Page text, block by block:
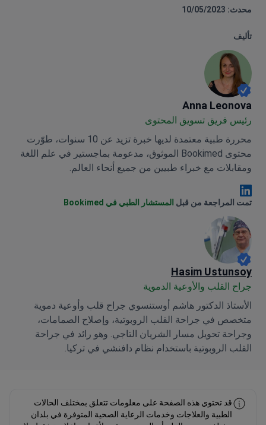
محدث: 10/05/2023
تأليف
Anna Leonova
Anna Leonova
رئيس فريق تسويق المحتوى
محررة طبية معتمدة لديها خبرة تزيد عن 10 سنوات، طوّرت
محتوى Bookimed الموثوق، مدعومة بماجستير في علم اللغة
ومقابلات مع خبراء طبيين من جميع أنحاء العالم.
Anna Leonova Linkedin
تمت المراجعة من قبل المستشار الطبي في Bookimed
Hasim Ustunsoy
جراح القلب والأوعية الدموية
الأستاذ الدكتور هاشم أوستنسوي جراح قلب وأوعية دموية
متخصص في جراحة القلب الروبوتية، وإصلاح الصمامات،
وجراحة تحويل مسار الشريان التاجي. وهو رائد في جراحة
القلب الروبوتية باستخدام نظام دافنشي في تركيا.
قد تحتوي هذه الصفحة على معلومات تتعلق بمختلف الحالات
الطبية والعلاجات وخدمات الرعاية الصحية المتوفرة في بلدان